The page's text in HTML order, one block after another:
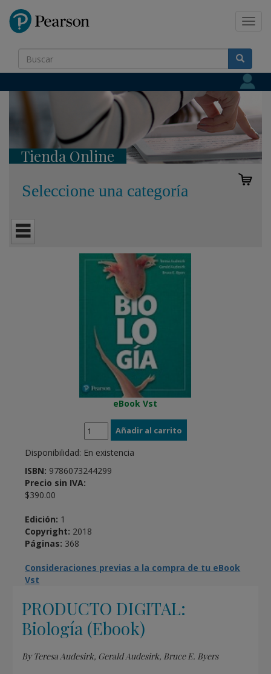
Tienda Online
Seleccione una categoría
eBook Vst
Disponibilidad: En existencia
ISBN: 9786073244299
Precio sin IVA:
$390.00
Edición: 1
Copyright: 2018
Páginas: 368
Consideraciones previas a la compra de tu eBook
Vst
PRODUCTO DIGITAL:
Biología (Ebook)
By Teresa Audesirk, Gerald Audesirk, Bruce E. Byers